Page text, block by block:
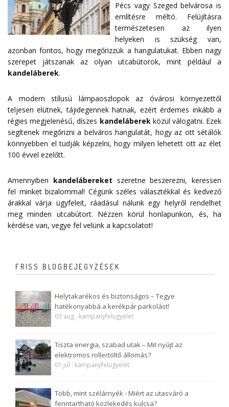
Pécs vagy Szeged belvárosa is
említésre méltó. Felújításra
természetesen az ilyen
helyeken is szükség van,
azonban fontos, hogy megőrizzük a hangulatukat. Ebben nagy
szerepet játszanak az olyan utcabútorok, mint például a
kandeláberek.
A modern stílusú lámpaoszlopok az óvárosi környezettől
teljesen elütnek, tájidegennek hatnak, ezért érdemes inkább a
régies megjelenésű, díszes kandeláberekközül válogatni. Ezek
segítenek megőrizni a belváros hangulatát, hogy az ott sétálók
könnyebben el tudják képzelni, hogy milyen lehetett ott az élet
100 évvel ezelőtt.
Amennyiben kandelábereket szeretne beszerezni, keressen
fel minket bizalommal! Cégünk széles választékkal és kedvező
árakkal várja ügyfeleit, ráadásul nálunk egy helyről rendelhet
meg minden utcabútort. Nézzen körül honlapunkon, és, ha
kérdése van, vegye fel velünk a kapcsolatot!
FRISS BLOGBEJEGYZÉSEK
Helytakarékos és biztonságos – Tegye
hatékonyabbá a kerékpár parkolást!
03 aug : kampanyfelugyelet
Tiszta energia, szabad utak – Mit nyújt az
elektromos rollertöltő állomás?
01 júl : kampanyfelugyelet
Több, mint szélárnyék - Miért az utasváró a
fenntartható közlekedés kulcsa?